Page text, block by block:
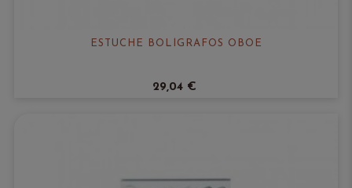
ESTUCHE BOLÍGRAFOS OBOE
29,04 €